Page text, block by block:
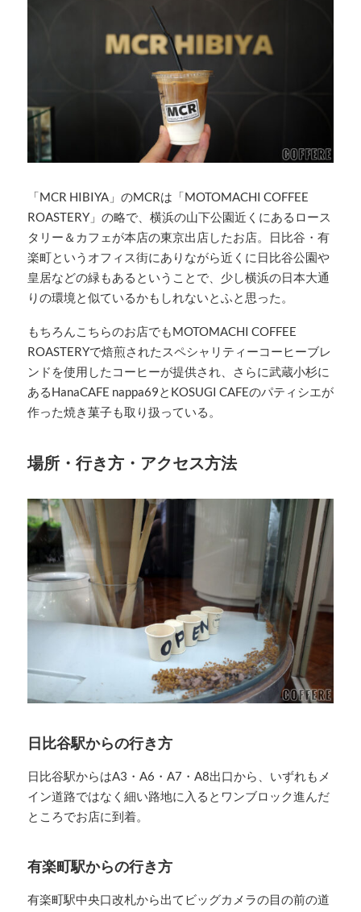
「MCR HIBIYA」のMCRは「MOTOMACHI COFFEE
ROASTERY」の略で、横浜の山下公園近くにあるロース
タリー＆カフェが本店の東京出店したお店。日比谷・有
楽町というオフィス街にありながら近くに日比谷公園や
皇居などの緑もあるということで、少し横浜の日本大通
りの環境と似ているかもしれないとふと思った。
もちろんこちらのお店でもMOTOMACHI COFFEE
ROASTERYで焙煎されたスペシャリティーコーヒーブレ
ンドを使用したコーヒーが提供され、さらに武蔵小杉に
あるHanaCAFE nappa69とKOSUGI CAFEのパティシエが
作った焼き菓子も取り扱っている。
場所・行き方・アクセス方法
日比谷駅からの行き方
日比谷駅からはA3・A6・A7・A8出口から、いずれもメ
イン道路ではなく細い路地に入るとワンブロック進んだ
ところでお店に到着。
有楽町駅からの行き方
有楽町駅中央口改札から出てビッグカメラの目の前の道